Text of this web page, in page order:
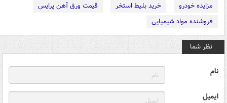
مزایده خودرو
خرید بلیط استخر
قیمت ورق آهن پرایس
فروشنده مواد شیمیایی
نظر شما
نام
ایمیل